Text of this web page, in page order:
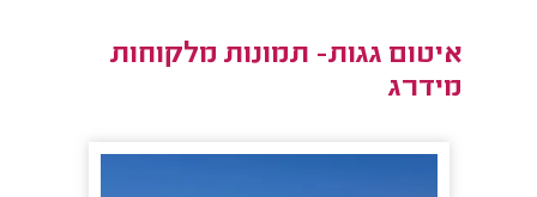
איטום גגות- תמונות מלקוחות
מידרג